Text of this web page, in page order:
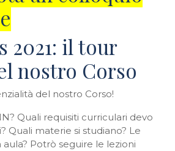
2021: il tour
nostro Corso
del nostro Corso!
Quali requisiti curriculari devo
Quali materie si studiano? Le
aula? Potrò seguire le lezioni